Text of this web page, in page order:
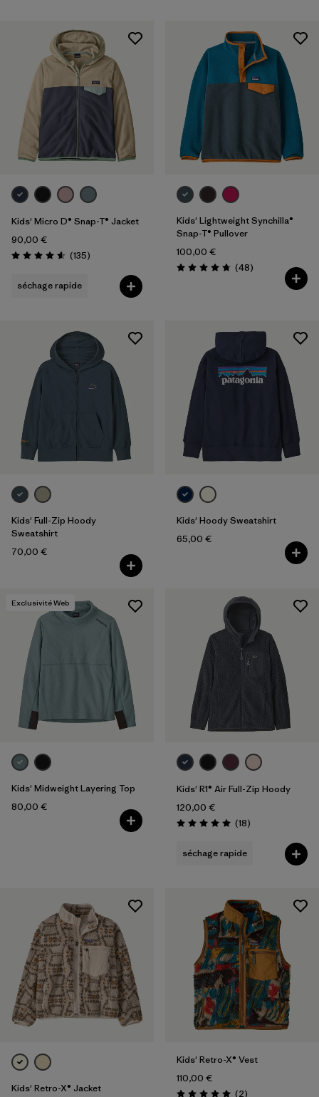
Famille de produits
Filtrer par
Enfant
Kids' Micro D® Snap-T® Jacket
90,00 €
Évaluation: 4.6 / 5
(135Avis
)
séchage rapide
Kids' Lightweight Synchilla®
Snap-T® Pullover
100,00 €
Évaluation: 4.8 / 5
(48Avis
)
Kids' Full-Zip Hoody
Sweatshirt
70,00 €
Kids' Hoody Sweatshirt
65,00 €
Exclusivité Web
Kids' Midweight Layering Top
80,00 €
Kids' R1® Air Full-Zip Hoody
120,00 €
Évaluation: 5.0 / 5
(18Avis
)
séchage rapide
Kids' Retro-X® Jacket
Kids' Retro-X® Vest
110,00 €
(2Avis
)